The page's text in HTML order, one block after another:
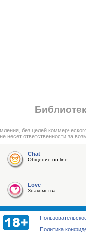
без целей
несет ответственности за
Chat
Общение on-line
Love
Знакомства
Политика